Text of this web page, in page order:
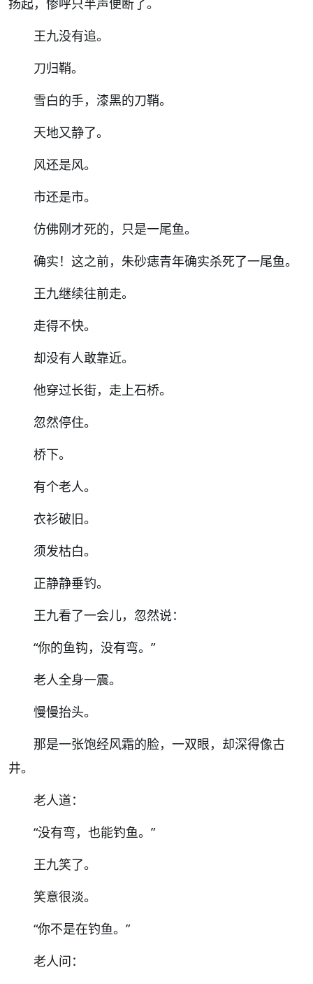
扬起，惨呼只半声便断了。
王九没有追。
刀归鞘。
雪白的手，漆黑的刀鞘。
天地又静了。
风还是风。
市还是市。
仿佛刚才死的，只是一尾鱼。
确实！这之前，朱砂痣青年确实杀死了一尾鱼。
王九继续往前走。
走得不快。
却没有人敢靠近。
他穿过长街，走上石桥。
忽然停住。
桥下。
有个老人。
衣衫破旧。
须发枯白。
正静静垂钓。
王九看了一会儿，忽然说：
“你的鱼钩，没有弯。 ”
老人全身一震。
慢慢抬头。
那是一张饱经风霜的脸，一双眼，却深得像古
井。
老人道：
“没有弯，也能钓鱼。 ”
王九笑了。
笑意很淡。
“你不是在钓鱼。 ”
老人问：